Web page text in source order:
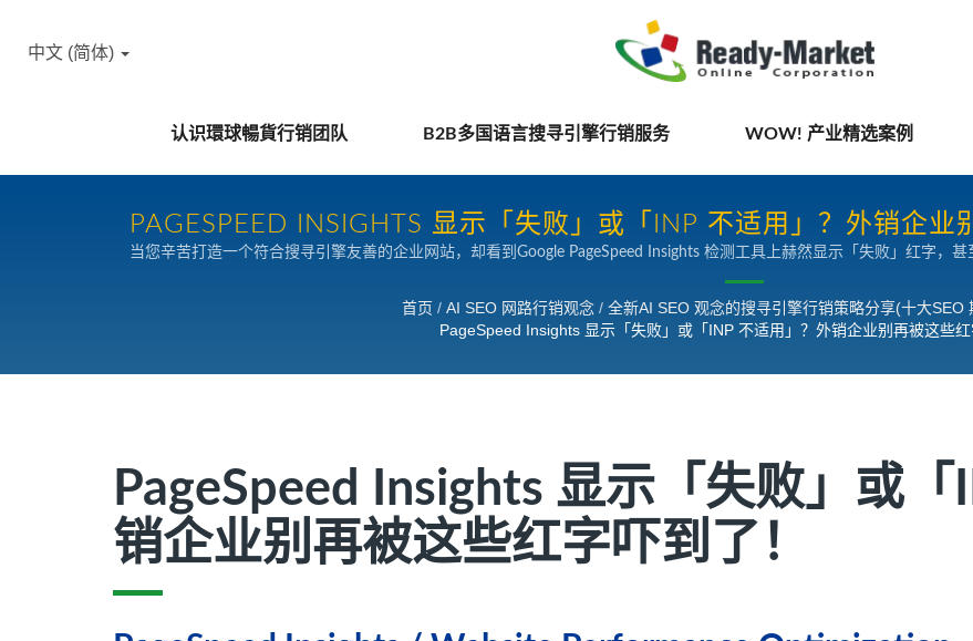
认识環球暢貨行销团队 B2B多国语言搜寻引擎行销服务 WOW! 产业精选案例
中文 (简体)
PAGESPEED INSIGHTS 显示「失败」或「INP 不适用」？外销企业
SEO观念的搜寻引擎行销策略分享
当您辛苦打造一个符合搜寻引擎友善的企业网站，却看到Google PageSpeed Insights 检测工具上赫然显示「失败」红字，
评分」背后的真正意义，并掌握真正能影响网站成交的网站优化方向
首页 / AI SEO 网路行销观念 / 全新AI SEO 观念的搜寻引擎行销策略分享(十大SEO
PageSpeed Insights 显示「失败」或「INP 不适用」？外销企业别再被这些红
PageSpeed Insights 显示「失败」或
销企业别再被这些红字吓到了！